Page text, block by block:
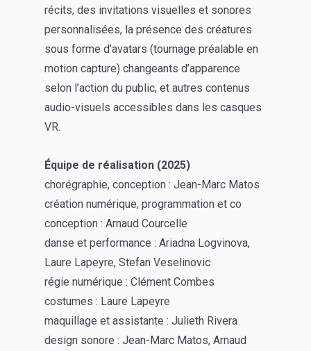
récits, des invitations visuelles et sonores
personnalisées, la présence des créatures
sous forme d’avatars (tournage préalable en
motion capture) changeants d’apparence
selon l’action du public, et autres contenus
audio-visuels accessibles dans les casques
VR.
Équipe de réalisation (2025)
chorégraphie, conception : Jean-Marc Matos
création numérique, programmation et co
conception : Arnaud Courcelle
danse et performance : Ariadna Logvinova,
Laure Lapeyre, Stefan Veselinovic
régie numérique : Clément Combes
costumes : Laure Lapeyre
maquillage et assistante : Julieth Rivera
design sonore : Jean-Marc Matos, Arnaud